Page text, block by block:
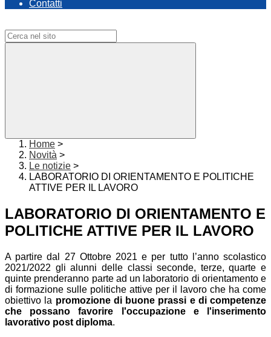
Contatti
Home >
Novità >
Le notizie >
LABORATORIO DI ORIENTAMENTO E POLITICHE
ATTIVE PER IL LAVORO
LABORATORIO DI ORIENTAMENTO E
POLITICHE ATTIVE PER IL LAVORO
A partire dal 27 Ottobre 2021 e per tutto l’anno scolastico
2021/2022 gli alunni delle classi seconde, terze, quarte e
quinte prenderanno parte ad un laboratorio di orientamento e
di formazione sulle politiche attive per il lavoro che ha come
obiettivo la promozione di buone prassi e di competenze
che possano favorire l'occupazione e l'inserimento
lavorativo post diploma.